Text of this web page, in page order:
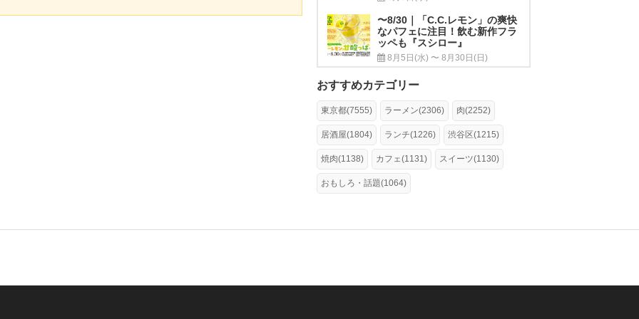
〜8/30｜「C.C.レモン」の爽快
なパフェに注目！飲む新作フラ
ッペも『スシロー』
8月5日(水) 〜 8月30日(日)
おすすめカテゴリー
東京都(7555) ラーメン(2306) 肉(2252)
居酒屋(1804) ランチ(1226) 渋谷区(1215)
焼肉(1138) カフェ(1131) スイーツ(1130)
おもしろ・話題(1064)